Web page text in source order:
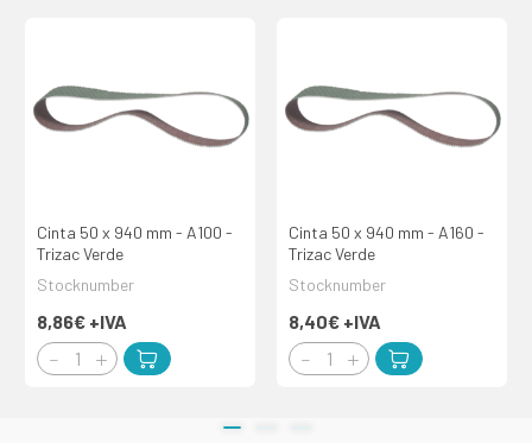
Cinta 50 x 940 mm - A100 -
Trizac Verde
Stocknumber
8,86€ +IVA
Cinta 50 x 940 mm - A160 -
Trizac Verde
Stocknumber
8,40€ +IVA